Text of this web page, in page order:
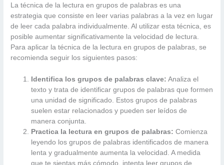
La técnica de la lectura en grupos de palabras es una
estrategia que consiste en leer varias palabras a la vez en lugar
de leer cada palabra individualmente. Al utilizar esta técnica, es
posible aumentar significativamente la velocidad de lectura.
Para aplicar la técnica de la lectura en grupos de palabras, se
recomienda seguir los siguientes pasos:
Identifica los grupos de palabras clave: Analiza el
texto y trata de identificar grupos de palabras que formen
una unidad de significado. Estos grupos de palabras
suelen estar relacionados y pueden ser leídos de
manera conjunta.
Practica la lectura en grupos de palabras: Comienza
leyendo los grupos de palabras identificados de manera
lenta y gradualmente aumenta la velocidad. A medida
que te sientas más cómodo, intenta leer grupos de